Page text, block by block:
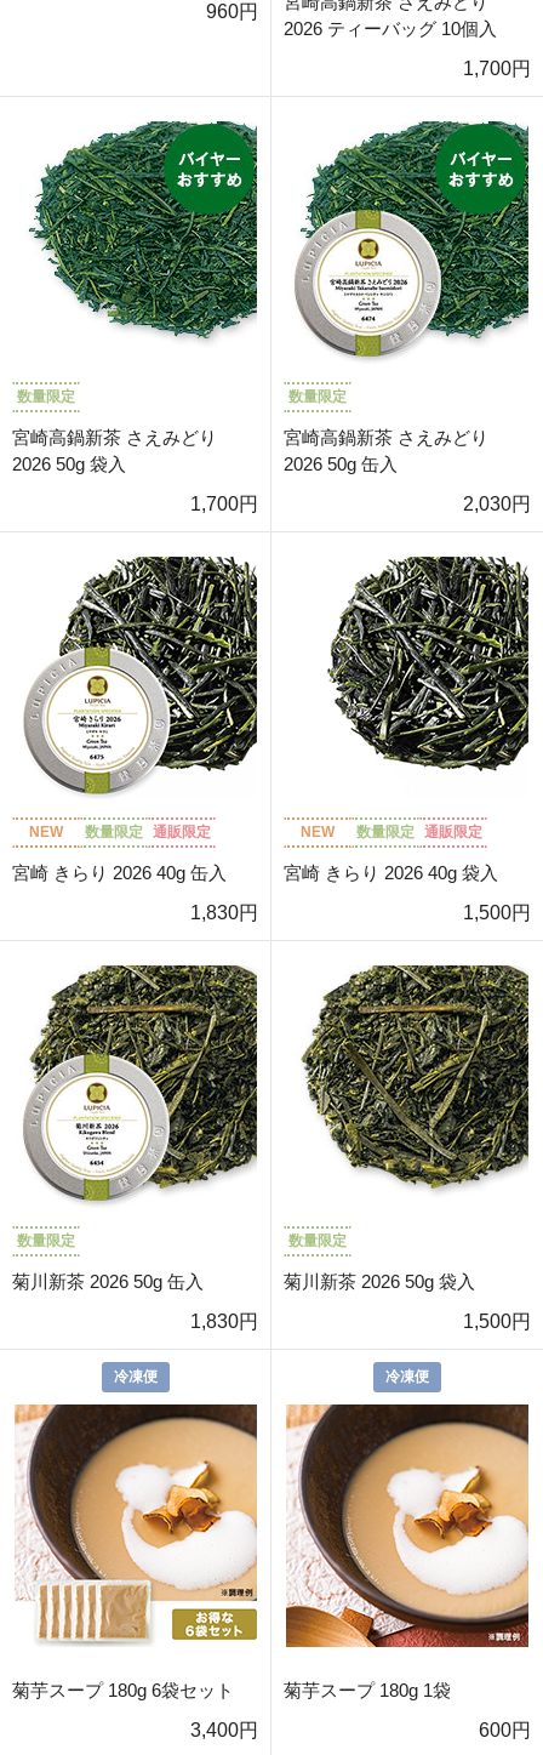
960円
2026 ティーバッグ 10個入
1,700円
数量限定
宮崎高鍋新茶 さえみどり
2026 50g 袋入
1,700円
数量限定
宮崎高鍋新茶 さえみどり
2026 50g 缶入
2,030円
NEW 数量限定 通販限定
宮崎 きらり 2026 40g 缶入
1,830円
NEW 数量限定 通販限定
宮崎 きらり 2026 40g 袋入
1,500円
数量限定
菊川新茶 2026 50g 缶入
1,830円
数量限定
菊川新茶 2026 50g 袋入
1,500円
冷凍便
菊芋スープ 180g 6袋セット
3,400円
冷凍便
菊芋スープ 180g 1袋
600円